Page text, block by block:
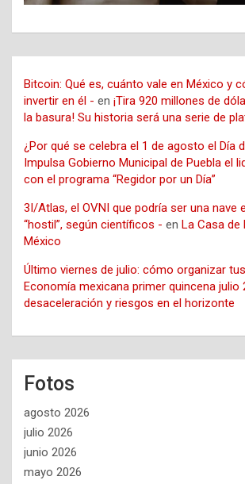
Bitcoin: Qué es, cuánto vale en México y
invertir en él - en ¡Tira 920 millones de
la basura! Su historia será una serie de
¿Por qué se celebra el 1 de agosto el Día
Impulsa Gobierno Municipal de Puebla el
con el programa “Regidor por un Día”
3I/Atlas, el OVNI que podría ser una nave
“hostil”, según científicos - en La Casa
México
Último viernes de julio: cómo organizar
Economía mexicana primer quincena julio
desaceleración y riesgos en el horizonte
Fotos
agosto 2026
julio 2026
junio 2026
mayo 2026